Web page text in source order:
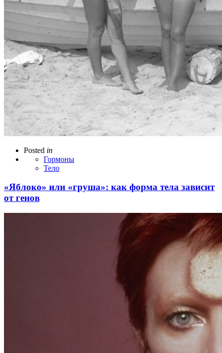
Posted in
Гормоны
Тело
«Яблоко» или «груша»: как форма тела зависит
от генов